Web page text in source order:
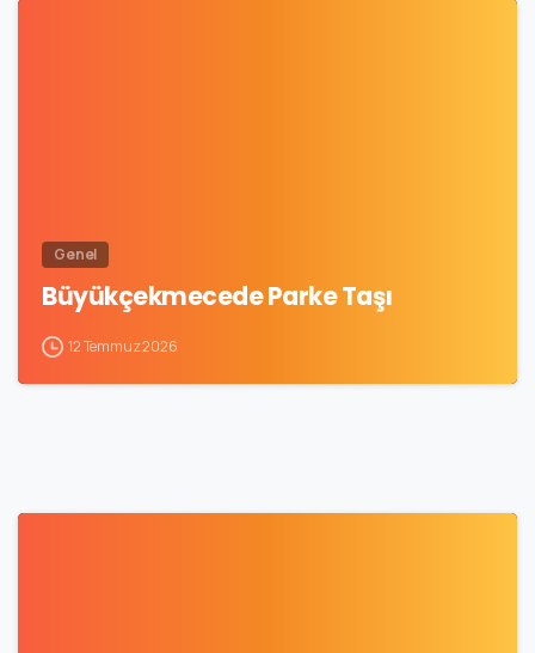
Genel
Büyükçekmecede Parke Taşı
12 Temmuz 2026